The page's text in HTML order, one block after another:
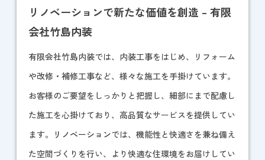
リノベーションで新たな価値を創造 – 有限
会社竹島内装
有限会社竹島内装では、内装工事をはじめ、リフォーム
や改修・補修工事など、様々な施工を手掛けています。
お客様のご要望をしっかりと把握し、細部にまで配慮し
た施工を心掛けており、高品質なサービスを提供してい
ます。
リノベーションでは、機能性と快適さを兼ね備え
た空間づくりを行い、より快適な住環境をお届けしてい